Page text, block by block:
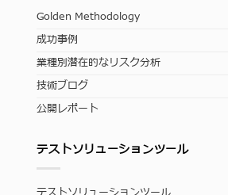
Golden Methodology
成功事例
業種別潜在的なリスク分析
技術ブログ
公開レポート
テストソリューションツール